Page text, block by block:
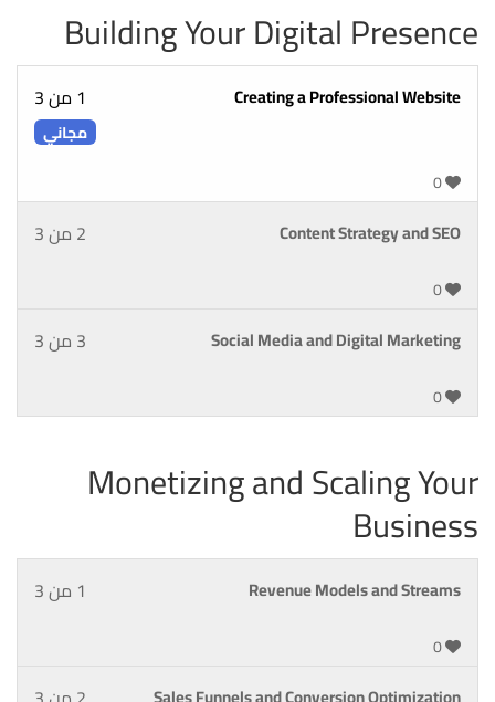
Building Your Digital Presence
1 من 3
مجاني
Creating a Professional Website
0
2 من 3 Content Strategy and SEO
0
3 من 3 Social Media and Digital Marketing
0
Monetizing and Scaling Your
Business
1 من 3 Revenue Models and Streams
0